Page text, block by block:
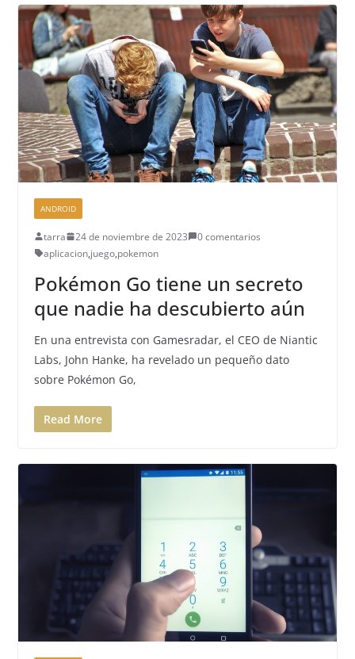
ANDROID
tarra 24 de noviembre de 2023
0 comentarios
aplicacion,juego,pokemon
Pokémon Go tiene un secreto
que nadie ha descubierto aún
En una entrevista con Gamesradar, el CEO de Niantic
Labs, John Hanke, ha revelado un pequeño dato
sobre Pokémon Go,
Read More